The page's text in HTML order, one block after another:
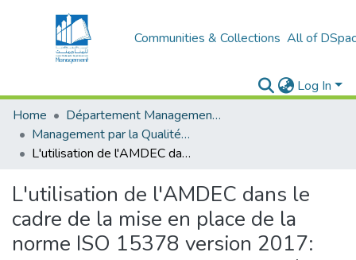
Communities & Collections All of
Log In
Home
Département Management Des Organisations
Management par la Qualité (MPQ)
L'utilisation de l'AMDEC dans le cadre de la mise en place de la norme ISO 15378 version 2017: etude de cas CENTRA MED-Sétif
L'utilisation de l'AMDEC dans le
cadre de la mise en place de la
norme ISO 15378 version 2017: